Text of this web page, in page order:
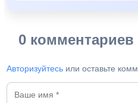
0 комментариев
Авторизуйтесь или оставьте